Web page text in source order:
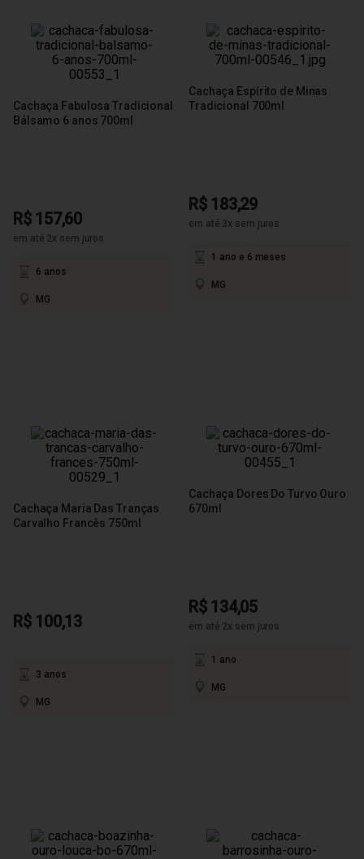
Cachaça Fabulosa Tradicional
Bálsamo 6 anos 700ml
R$ 157,60
em até 2x sem juros
6 anos
MG
Cachaça Espírito de Minas
Tradicional 700ml
R$ 183,29
em até 3x sem juros
1 ano e 6 meses
MG
Cachaça Maria Das Tranças
Carvalho Francês 750ml
R$ 100,13
3 anos
MG
Cachaça Dores Do Turvo Ouro
670ml
R$ 134,05
em até 2x sem juros
1 ano
MG